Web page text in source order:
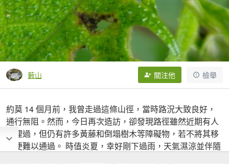
藪山 關注他 檢舉
約莫 14 個月前，我曾走過這條山徑，當時路況大致良好，
通行無阻。然而，今日再次造訪，卻發現路徑雖然近期有人
清理過，但仍有許多黃藤和倒塌樹木等障礙物，若不將其移
除便難以通過。 時值炎夏，幸好剛下過雨，天氣濕涼並伴隨